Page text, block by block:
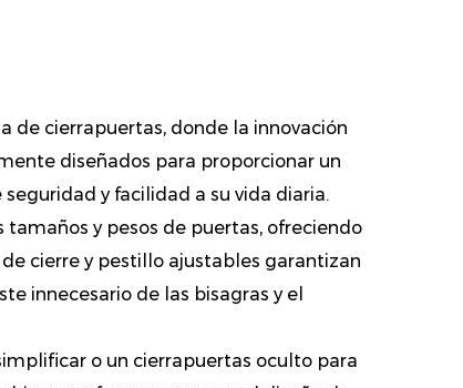
de cierrapuertas, donde la innovación
diseñados para proporcionar un
y facilidad a su vida diaria.
y pesos de puertas, ofreciendo
cierre y pestillo ajustables garantizan
innecesario de las bisagras y el
o un cierrapuertas oculto para